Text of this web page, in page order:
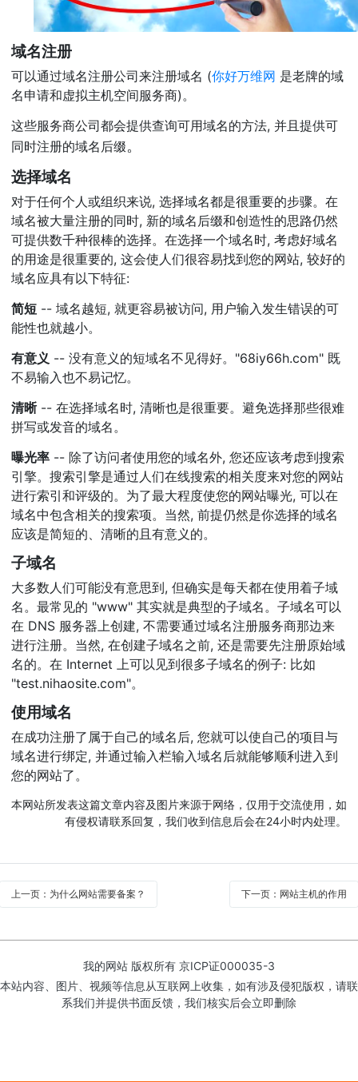
域名注册
可以通过域名注册公司来注册域名 (你好万维网 是老牌的域
名申请和虚拟主机空间服务商)。
这些服务商公司都会提供查询可用域名的方法, 并且提供可
同时注册的域名后缀。
选择域名
对于任何个人或组织来说, 选择域名都是很重要的步骤。在
域名被大量注册的同时, 新的域名后缀和创造性的思路仍然
可提供数千种很棒的选择。在选择一个域名时, 考虑好域名
的用途是很重要的, 这会使人们很容易找到您的网站, 较好的
域名应具有以下特征:
简短 -- 域名越短, 就更容易被访问, 用户输入发生错误的可
能性也就越小。
有意义 -- 没有意义的短域名不见得好。"68iy66h.com" 既
不易输入也不易记忆。
清晰-- 在选择域名时, 清晰也是很重要。避免选择那些很难
拼写或发音的域名。
曝光率 -- 除了访问者使用您的域名外, 您还应该考虑到搜索
引擎。搜索引擎是通过人们在线搜索的相关度来对您的网站
进行索引和评级的。为了最大程度使您的网站曝光, 可以在
域名中包含相关的搜索项。当然, 前提仍然是你选择的域名
应该是简短的、清晰的且有意义的。
子域名
大多数人们可能没有意思到, 但确实是每天都在使用着子域
名。最常见的 "www" 其实就是典型的子域名。子域名可以
在 DNS 服务器上创建, 不需要通过域名注册服务商那边来
进行注册。当然, 在创建子域名之前, 还是需要先注册原始域
名的。在 Internet 上可以见到很多子域名的例子: 比如
"test.nihaosite.com"。
使用域名
在成功注册了属于自己的域名后, 您就可以使自己的项目与
域名进行绑定, 并通过输入栏输入域名后就能够顺利进入到
您的网站了。
本网站所发表这篇文章内容及图片来源于网络，仅用于交流使用，如
有侵权请联系回复，我们收到信息后会在24小时内处理。
上一页：为什么网站需要备案？ 下一页：网站主机的作用
我的网站 版权所有 京ICP证000035-3
本站内容、图片、视频等信息从互联网上收集，如有涉及侵犯版权，请联
系我们并提供书面反馈，我们核实后会立即删除